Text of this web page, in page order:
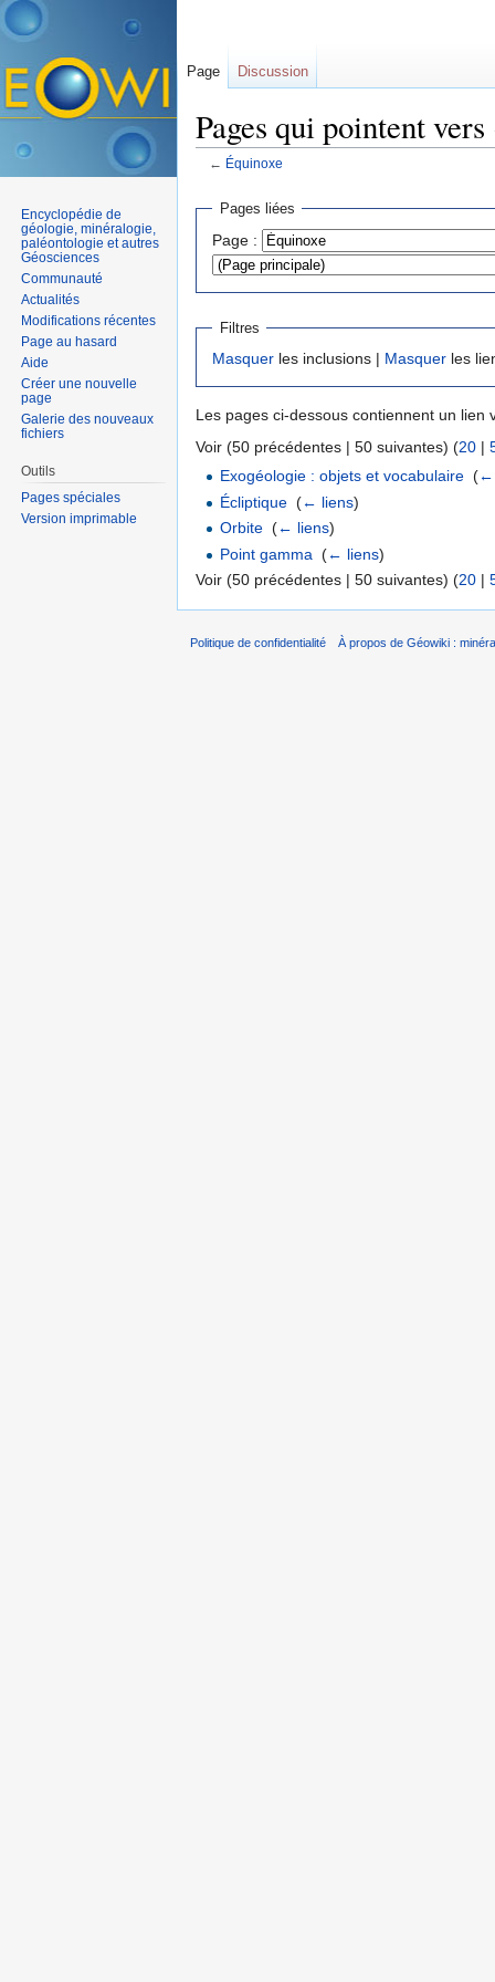
Pages qui pointent
← Équinoxe
Pages liées
Page :
Filtres
Masquer les inclusions | Masquer les
Les pages ci-dessous contiennent un lien
Voir (50 précédentes | 50 suivantes) (20 |
Exogéologie : objets et vocabulaire ‎(←
Écliptique ‎(← liens)
Orbite ‎(← liens)
Point gamma ‎(← liens)
Voir (50 précédentes | 50 suivantes) (20 |
Page Discussion
Encyclopédie de
géologie, minéralogie,
paléontologie et autres
Géosciences
Communauté
Actualités
Modifications récentes
Page au hasard
Aide
Créer une nouvelle
page
Galerie des nouveaux
fichiers
Outils
Pages spéciales
Version imprimable
Politique de confidentialité À propos de Géowiki :